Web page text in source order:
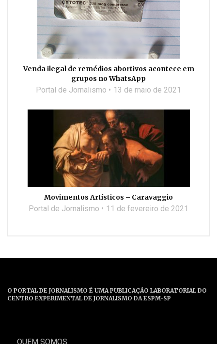
Venda ilegal de remédios abortivos acontece em
grupos no WhatsApp
Portal de Jornalismo 13 de maio de 2021
Movimentos Artísticos – Caravaggio
Portal de Jornalismo 11 de fevereiro de 2021
O PORTAL DE JORNALISMO É UMA PUBLICAÇÃO LABORATORIAL DO
CENTRO EXPERIMENTAL DE JORNALISMO DA ESPM-SP
QUEM SOMOS